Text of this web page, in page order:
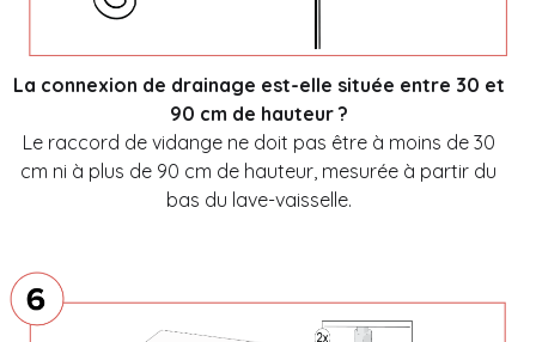
La connexion de drainage est-elle située entre 30 et
90 cm de hauteur ?
Le raccord de vidange ne doit pas être à moins de 30
cm ni à plus de 90 cm de hauteur, mesurée à partir du
bas du lave-vaisselle.